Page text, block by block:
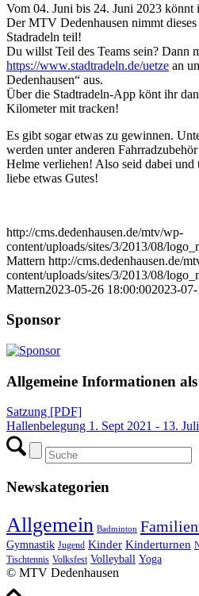
Vom 04. Juni bis 24. Juni 2023 könnt
Der MTV Dedenhausen nimmt dieses
Stadradeln teil!
Du willst Teil des Teams sein? Dann
https://www.stadtradeln.de/uetze an
Dedenhausen“ aus.
Über die Stadtradeln-App könt ihr
Kilometer mit tracken!
Es gibt sogar etwas zu gewinnen.
werden unter anderen
Helme verliehen! Also seid dabei
liebe etwas Gutes!
http://cms.dedenhausen.de/mtv/wp-
content/uploads/sites/3/2013/08/
Mattern http://cms.dedenhausen.de/
content/uploads/sites/3/2013/08/
Mattern2023-05-26 18:00:002023-
Sponsor
Allgemeine Informationen
Satzung [PDF]
Hallenbelegung 1. Sept 2021 - 13.
Newskategorien
Allgemein Badminton
Gymnastik Jugend Kinder Kinderturnen
Tischtennis Volksfest Volleyball Yoga
© MTV Dedenhausen